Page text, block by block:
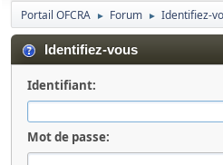
Portail OFCRA ► Forum ► Identifiez-
Identifiez-vous
Identifiant:
Mot de passe: